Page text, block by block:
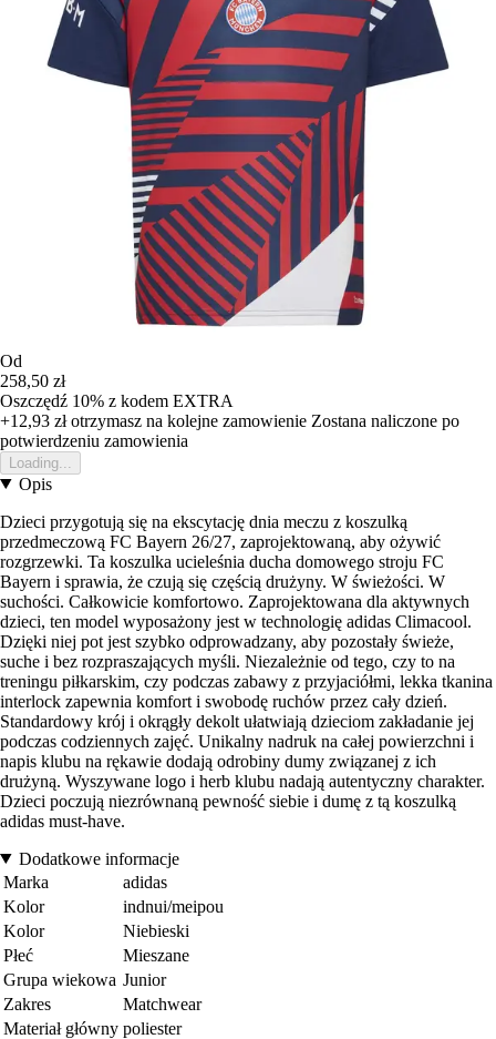
Od
258,50 zł
Oszczędź 10% z kodem EXTRA
+12,93 złotrzymasz na kolejne zamowienie Zostana naliczone po
potwierdzeniu zamowienia
Loading...
Opis
Dzieci przygotują się na ekscytację dnia meczu z koszulką
przedmeczową FC Bayern 26/27, zaprojektowaną, aby ożywić
rozgrzewki. Ta koszulka ucieleśnia ducha domowego stroju FC
Bayern i sprawia, że czują się częścią drużyny. W świeżości. W
suchości. Całkowicie komfortowo. Zaprojektowana dla aktywnych
dzieci, ten model wyposażony jest w technologię adidas Climacool.
Dzięki niej pot jest szybko odprowadzany, aby pozostały świeże,
suche i bez rozpraszających myśli. Niezależnie od tego, czy to na
treningu piłkarskim, czy podczas zabawy z przyjaciółmi, lekka tkanina
interlock zapewnia komfort i swobodę ruchów przez cały dzień.
Standardowy krój i okrągły dekolt ułatwiają dzieciom zakładanie jej
podczas codziennych zajęć. Unikalny nadruk na całej powierzchni i
napis klubu na rękawie dodają odrobiny dumy związanej z ich
drużyną. Wyszywane logo i herb klubu nadają autentyczny charakter.
Dzieci poczują niezrównaną pewność siebie i dumę z tą koszulką
adidas must-have.
Dodatkowe informacje
Marka
adidas
Kolor
indnui/meipou
Kolor
Niebieski
Płeć
Mieszane
Grupa wiekowa Junior
Zakres
Matchwear
Materiał główny poliester